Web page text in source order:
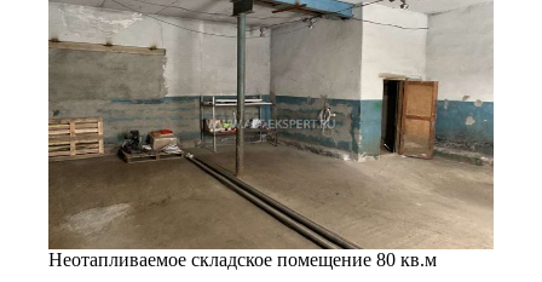
Неотапливаемое складское помещение 80 кв.м